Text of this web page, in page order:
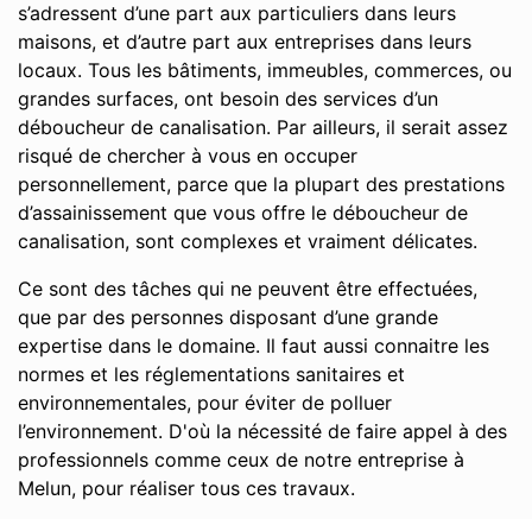
s’adressent d’une part aux particuliers dans leurs
maisons, et d’autre part aux entreprises dans leurs
locaux. Tous les bâtiments, immeubles, commerces, ou
grandes surfaces, ont besoin des services d’un
déboucheur de canalisation. Par ailleurs, il serait assez
risqué de chercher à vous en occuper
personnellement, parce que la plupart des prestations
d’assainissement que vous offre le déboucheur de
canalisation, sont complexes et vraiment délicates.
Ce sont des tâches qui ne peuvent être effectuées,
que par des personnes disposant d’une grande
expertise dans le domaine. Il faut aussi connaitre les
normes et les réglementations sanitaires et
environnementales, pour éviter de polluer
l’environnement. D'où la nécessité de faire appel à des
professionnels comme ceux de notre entreprise à
Melun, pour réaliser tous ces travaux.